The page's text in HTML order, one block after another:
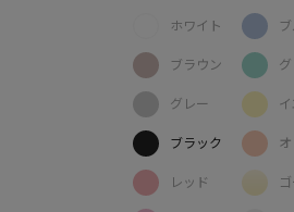
ホワイト
ブラウン
グレー
ブラック
レッド